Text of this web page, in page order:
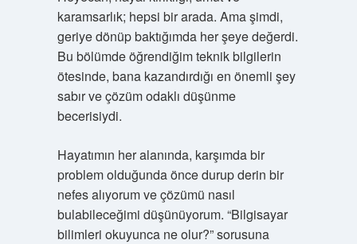
karamsarlık; hepsi bir arada. Ama şimdi,
geriye dönüp baktığımda her şeye değerdi.
Bu bölümde öğrendiğim teknik bilgilerin
ötesinde, bana kazandırdığı en önemli şey
sabır ve çözüm odaklı düşünme
becerisiydi.
Hayatımın her alanında, karşımda bir
problem olduğunda önce durup derin bir
nefes alıyorum ve çözümü nasıl
bulabileceğimi düşünüyorum. “Bilgisayar
bilimleri okuyunca ne olur?” sorusuna